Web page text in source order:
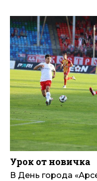
Урок от новичка
В День города